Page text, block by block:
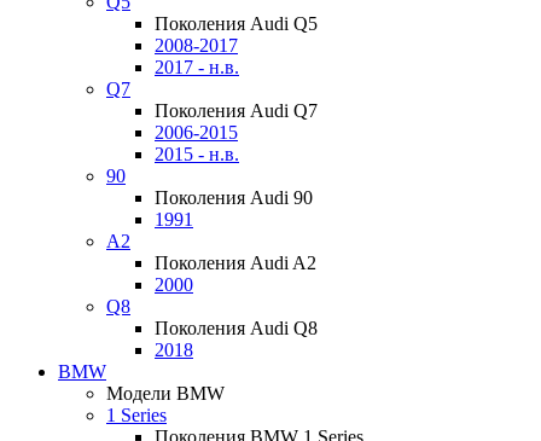
Поколения Audi Q5
2008-2017
2017 - н.в.
Q7
Поколения Audi Q7
2006-2015
2015 - н.в.
90
Поколения Audi 90
1991
A2
Поколения Audi A2
2000
Q8
Поколения Audi Q8
2018
BMW
Модели BMW
1 Series
Поколения BMW 1 Series